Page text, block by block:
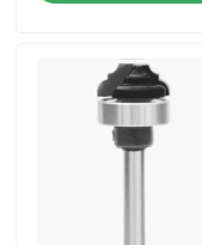
Circa noi